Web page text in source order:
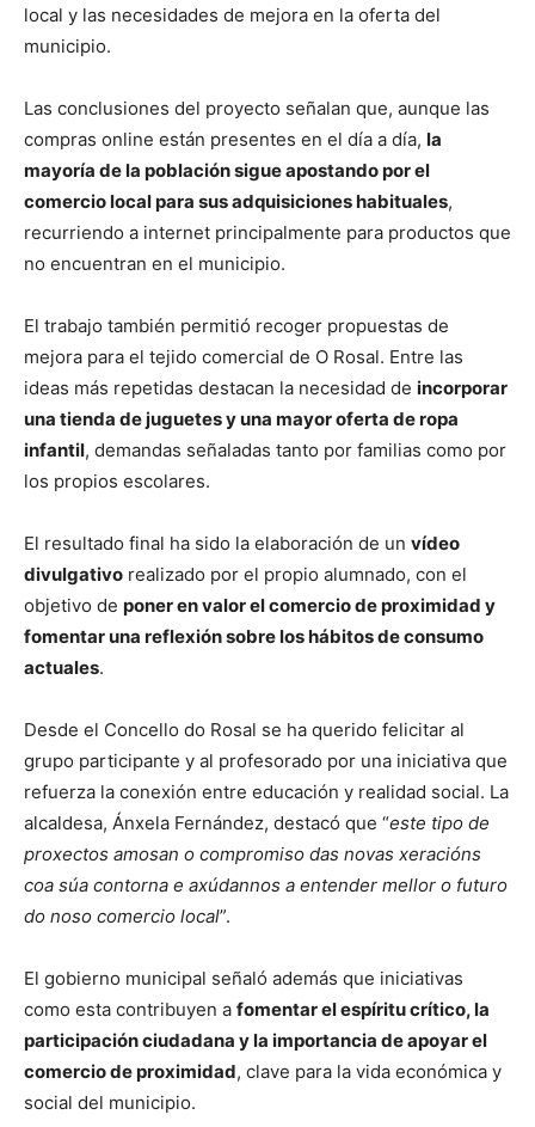
local y las necesidades de mejora en la oferta del
municipio.
Las conclusiones del proyecto señalan que, aunque las
compras online están presentes en el día a día, la
mayoría de la población sigue apostando por el
comercio local para sus adquisiciones habituales,
recurriendo a internet principalmente para productos que
no encuentran en el municipio.
El trabajo también permitió recoger propuestas de
mejora para el tejido comercial de O Rosal. Entre las
ideas más repetidas destacan la necesidad de incorporar
una tienda de juguetes y una mayor oferta de ropa
infantil, demandas señaladas tanto por familias como por
los propios escolares.
El resultado final ha sido la elaboración de un vídeo
divulgativo realizado por el propio alumnado, con el
objetivo de poner en valor el comercio de proximidad y
fomentar una reflexión sobre los hábitos de consumo
actuales.
Desde el Concello do Rosal se ha querido felicitar al
grupo participante y al profesorado por una iniciativa que
refuerza la conexión entre educación y realidad social. La
alcaldesa, Ánxela Fernández, destacó que “este tipo de
proxectos amosan o compromiso das novas xeracións
coa súa contorna e axúdannos a entender mellor o futuro
do noso comercio local”.
El gobierno municipal señaló además que iniciativas
como esta contribuyen a fomentar el espíritu crítico, la
participación ciudadana y la importancia de apoyar el
comercio de proximidad, clave para la vida económica y
social del municipio.